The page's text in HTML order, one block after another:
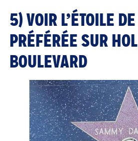
5) VOIR L’ÉTOILE
PRÉFÉRÉE SUR
BOULEVARD